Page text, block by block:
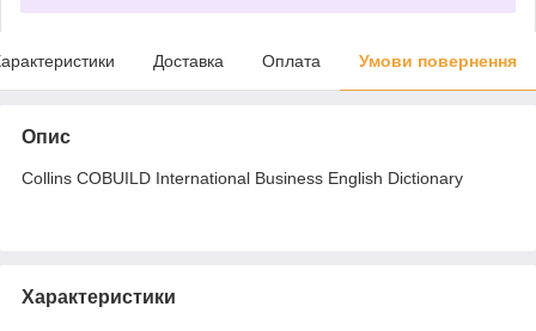
Доставка Оплата Умови повернення
Опис
Collins COBUILD International Business English Dictionary
Характеристики